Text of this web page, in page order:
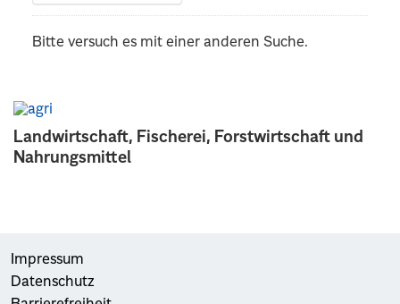
Landwirtschaft, Fischerei, Forstwirtschaft und
Nahrungsmittel
Bitte versuch es mit einer anderen Suche.
Impressum
Datenschutz